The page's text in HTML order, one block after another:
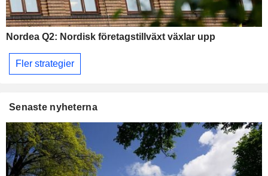
Nordea Q2: Nordisk företagstillväxt växlar upp
Fler strategier
Senaste nyheterna